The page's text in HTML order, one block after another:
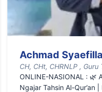
Achmad
CH, CHt, CHRNLP , Guru
ONLINE-NASIONAL : 🌿
Ngajar Tahsin Al-Qur’an